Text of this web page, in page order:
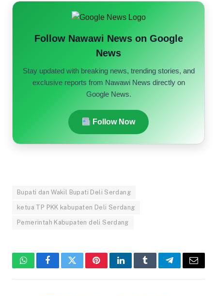
Follow Nawawi News on Google
News
Stay updated with breaking news, trending stories, and
exclusive reports from Nawawi News directly on
Google News.
Follow Now
Bupati dan Wakil Bupati Deli Serdang
ketua TP PKK kabupaten Deli Serdang
Pemerintah Kabupaten deli Serdang
WhatsAppFacebookTwitterPinterestLinkedInTumblrTelegramEmail